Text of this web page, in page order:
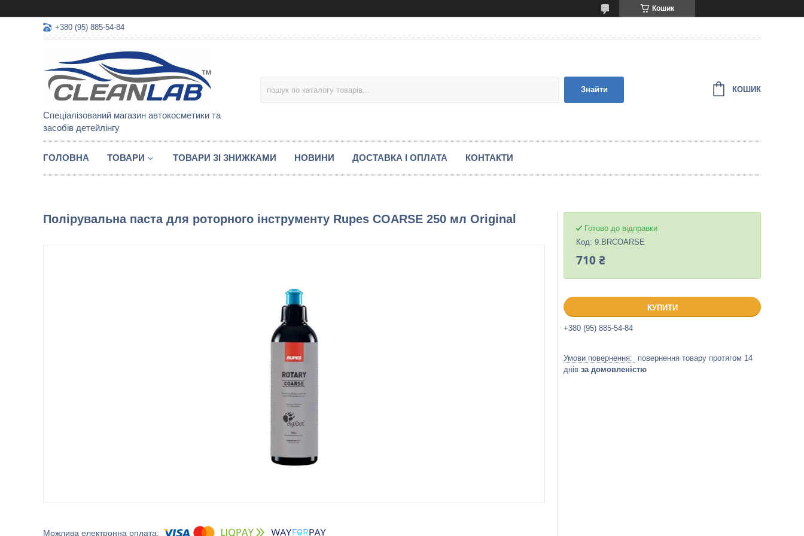
Кошик
+380 (95) 885-54-84
Спеціалізований магазин автокосметики та
засобів детейлінгу
Знайти КОШИК
ГОЛОВНА ТОВАРИ ТОВАРИ ЗІ ЗНИЖКАМИ НОВИНИ ДОСТАВКА І ОПЛАТА КОНТАКТИ
Полірувальна паста для роторного інструменту Rupes COARSE 250 мл Original
Готово до відправки
Код: 9.BRCOARSE
710 ₴
КУПИТИ
+380 (95) 885-54-84
повернення товару протягом 14
днів за домовленістю